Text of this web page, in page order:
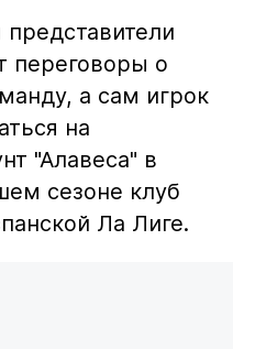
переговоры о
а сам игрок
на
"Алавеса" в
сезоне клуб
Ла Лиге.